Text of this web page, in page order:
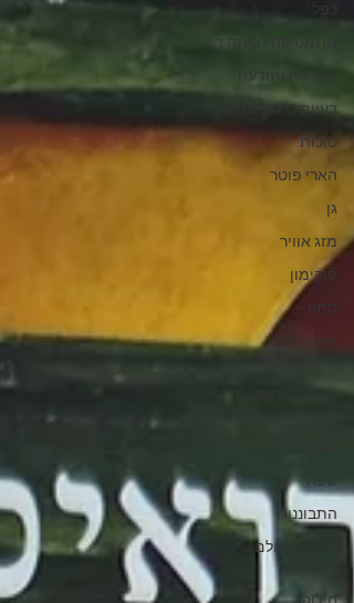
כפל
מתמטיקה לכיתה ד
השראה ותודעה
בעיות מילוליות
סוכות
הארי פוטר
גן
מזג אוויר
פוקימון
יומן למידה
שפה
התבוננות
תודעה ועולם